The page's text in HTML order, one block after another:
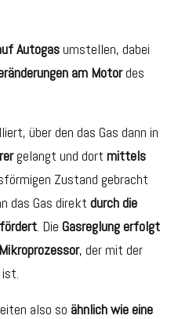
Autogasumstellen, dabei
am Motordes
über den das Gas dann in
gelangt und dort mittels
Zustand gebracht
das Gas direkt durch die
. Die Gasreglung erfolgt
, der mit der
also so ähnlich wie eine